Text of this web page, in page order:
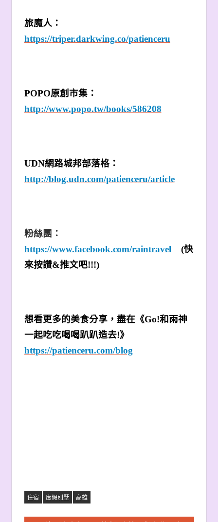
旅魔人：
https://triper.darkwing.co/patienceru
POPO原創市集：
http://www.popo.tw/books/586208
UDN網路城邦部落格：
http://blog.udn.com/patienceru/article
粉絲團：
https://www.facebook.com/raintravel
(快
來按讚&推文吧!!!)
想看更多的美食分享，盡在《Go!和雨神
一起吃吃喝喝趴趴造去!》
https://patienceru.com/blog
住宿 度假別墅 高雄